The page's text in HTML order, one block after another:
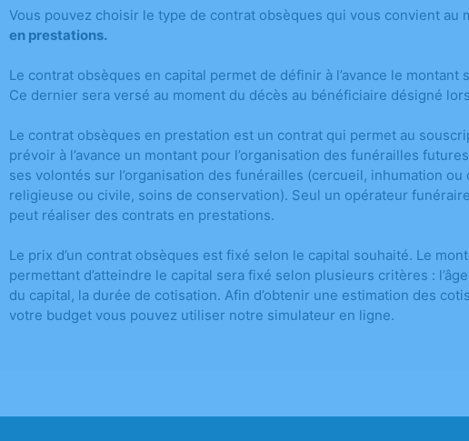
Vous pouvez choisir le type de contrat obsèques qui vous convient au
en prestations.
Le contrat obsèques en capital permet de définir à l’avance le montant
Ce dernier sera versé au moment du décès au bénéficiaire désigné
Le contrat obsèques en prestation est un contrat qui permet au
prévoir à l’avance un montant pour l’organisation des funérailles
ses volontés sur l’organisation des funérailles (cercueil, inhumation
religieuse ou civile, soins de conservation). Seul un opérateur
peut réaliser des contrats en prestations.
Le prix d’un contrat obsèques est fixé selon le capital souhaité. Le
permettant d’atteindre le capital sera fixé selon plusieurs critères :
du capital, la durée de cotisation. Afin d’obtenir une estimation des
votre budget vous pouvez utiliser notre simulateur en ligne.